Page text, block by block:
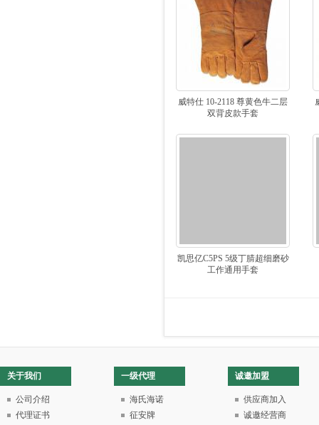
威特仕 10-2118 尊黄色牛二层
双背皮款手套
凯思亿C5PS 5级丁腈超细磨砂
工作通用手套
关于我们
公司介绍
代理证书
一级代理
海氏海诺
征安牌
诚邀加盟
供应商加入
诚邀经营商